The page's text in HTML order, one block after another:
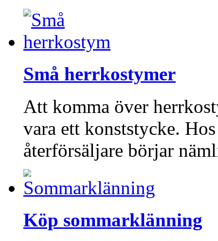
Små herrkostymer
Att komma över
vara ett konststycke.
återförsäljare börjar
Köp sommarklänning